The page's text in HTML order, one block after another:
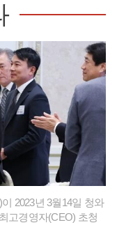
2023년 3월14일 청와
고경영자(CEO) 초청